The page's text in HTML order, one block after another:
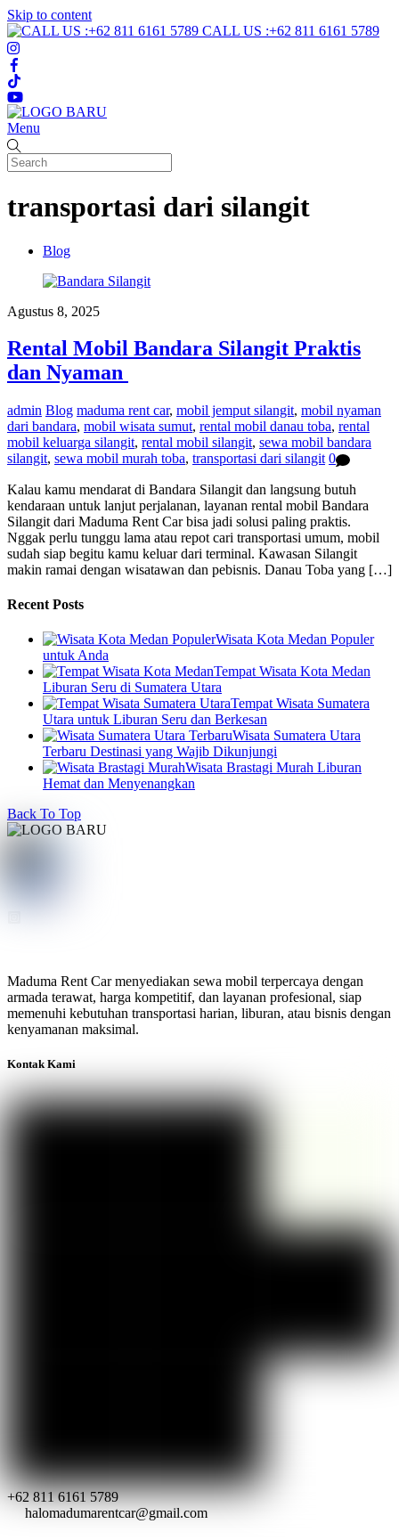
Skip to content
CALL US :+62 811 6161 5789
Menu
transportasi dari silangit
Blog
Agustus 8, 2025
Rental Mobil Bandara Silangit Praktis
dan Nyaman
admin Blog maduma rent car, mobil jemput silangit, mobil nyaman
dari bandara, mobil wisata sumut, rental mobil danau toba, rental
mobil keluarga silangit, rental mobil silangit, sewa mobil bandara
silangit, sewa mobil murah toba, transportasi dari silangit 0
Kalau kamu mendarat di Bandara Silangit dan langsung butuh
kendaraan untuk lanjut perjalanan, layanan rental mobil Bandara
Silangit dari Maduma Rent Car bisa jadi solusi paling praktis.
Nggak perlu tunggu lama atau repot cari transportasi umum, mobil
sudah siap begitu kamu keluar dari terminal. Kawasan Silangit
makin ramai dengan wisatawan dan pebisnis. Danau Toba yang […]
Recent Posts
Wisata Kota Medan Populer
untuk Anda
Tempat Wisata Kota Medan
Liburan Seru di Sumatera Utara
Tempat Wisata Sumatera
Utara untuk Liburan Seru dan Berkesan
Wisata Sumatera Utara
Terbaru Destinasi yang Wajib Dikunjungi
Wisata Brastagi Murah Liburan
Hemat dan Menyenangkan
Back To Top
Maduma Rent Car menyediakan sewa mobil terpercaya dengan
armada terawat, harga kompetitif, dan layanan profesional, siap
memenuhi kebutuhan transportasi harian, liburan, atau bisnis dengan
kenyamanan maksimal.
Kontak Kami
+62 811 6161 5789
halomadumarentcar@gmail.com